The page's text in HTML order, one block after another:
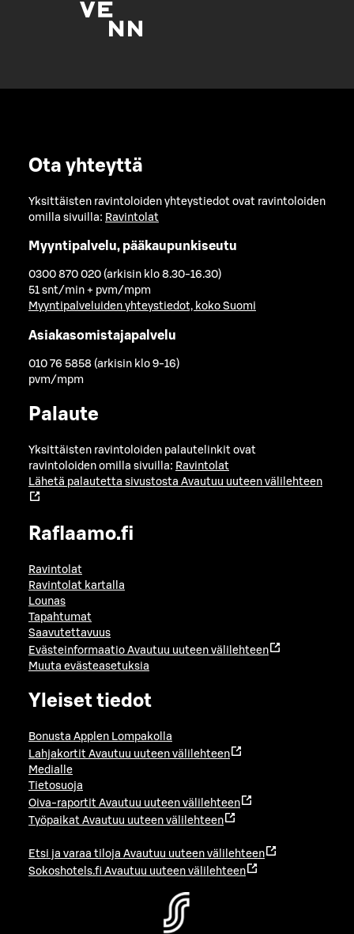
Ota yhteyttä
Yksittäisten ravintoloiden yhteystiedot ovat ravintoloiden
omilla sivuilla: Ravintolat
Myyntipalvelu, pääkaupunkiseutu
0300 870 020 (arkisin klo 8.30-16.30)
51 snt/min + pvm/mpm
Myyntipalveluiden yhteystiedot, koko Suomi
Asiakasomistajapalvelu
010 76 5858 (arkisin klo 9-16)
pvm/mpm
Palaute
Yksittäisten ravintoloiden palautelinkit ovat
ravintoloiden omilla sivuilla: Ravintolat
Lähetä palautetta sivustosta Avautuu uuteen välilehteen
Raflaamo.fi
Ravintolat
Ravintolat kartalla
Lounas
Tapahtumat
Saavutettavuus
Evästeinformaatio Avautuu uuteen välilehteen
Muuta evästeasetuksia
Yleiset tiedot
Bonusta Applen Lompakolla
Lahjakortit Avautuu uuteen välilehteen
Medialle
Tietosuoja
Oiva-raportit Avautuu uuteen välilehteen
Työpaikat Avautuu uuteen välilehteen
Etsi ja varaa tiloja Avautuu uuteen välilehteen
Sokoshotels.fi Avautuu uuteen välilehteen